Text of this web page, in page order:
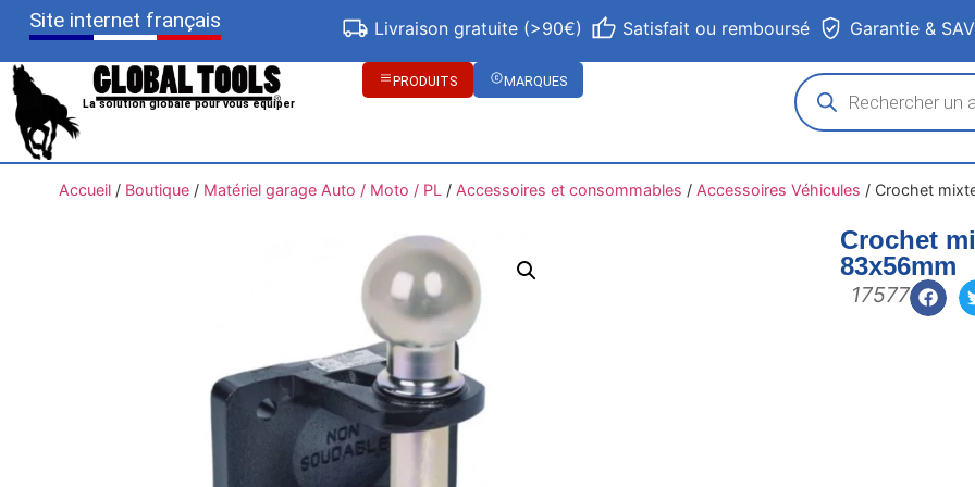
Site internet français Livraison gratuite (>90€) Satisfait ou remboursé Garantie & SAV
La solution globale pour vous équiper
PRODUITS MARQUES
Accueil/ Boutique/ Matériel garage Auto / Moto / PL / Accessoires et consommables / Accessoires Véhicules / Crochet
Crochet
83x56mm
17577